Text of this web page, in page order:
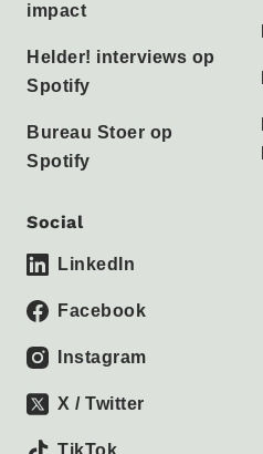
impact
Helder! interviews op
Spotify
Bureau Stoer op
Spotify
Social
LinkedIn
Facebook
Instagram
X / Twitter
TikTok